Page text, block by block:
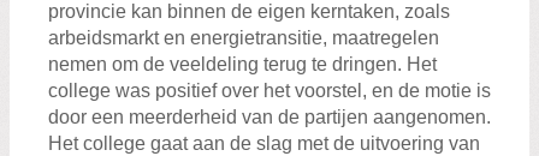
provincie kan binnen de eigen kerntaken, zoals
arbeidsmarkt en energietransitie, maatregelen
nemen om de veeldeling terug te dringen. Het
college was positief over het voorstel, en de motie is
door een meerderheid van de partijen aangenomen.
Het college gaat aan de slag met de uitvoering van